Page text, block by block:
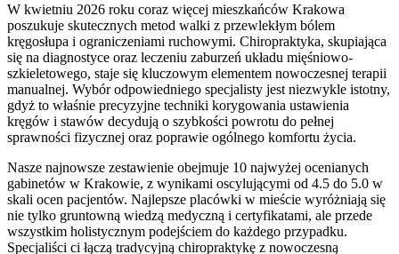
W kwietniu 2026 roku coraz więcej mieszkańców Krakowa
poszukuje skutecznych metod walki z przewlekłym bólem
kręgosłupa i ograniczeniami ruchowymi. Chiropraktyka, skupiająca
się na diagnostyce oraz leczeniu zaburzeń układu mięśniowo-
szkieletowego, staje się kluczowym elementem nowoczesnej terapii
manualnej. Wybór odpowiedniego specjalisty jest niezwykle istotny,
gdyż to właśnie precyzyjne techniki korygowania ustawienia
kręgów i stawów decydują o szybkości powrotu do pełnej
sprawności fizycznej oraz poprawie ogólnego komfortu życia.
Nasze najnowsze zestawienie obejmuje 10 najwyżej ocenianych
gabinetów w Krakowie, z wynikami oscylującymi od 4.5 do 5.0 w
skali ocen pacjentów. Najlepsze placówki w mieście wyróżniają się
nie tylko gruntowną wiedzą medyczną i certyfikatami, ale przede
wszystkim holistycznym podejściem do każdego przypadku.
Specjaliści ci łączą tradycyjną chiropraktykę z nowoczesną